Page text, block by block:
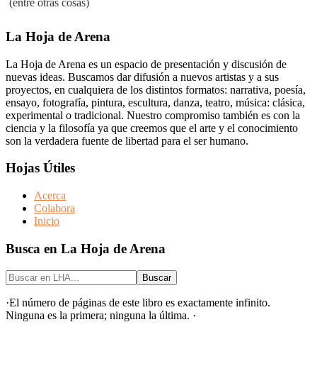
(entre otras cosas)
Footer
La Hoja de Arena
La Hoja de Arena es un espacio de presentación y discusión de
nuevas ideas. Buscamos dar difusión a nuevos artistas y a sus
proyectos, en cualquiera de los distintos formatos: narrativa, poesía,
ensayo, fotografía, pintura, escultura, danza, teatro, música: clásica,
experimental o tradicional. Nuestro compromiso también es con la
ciencia y la filosofía ya que creemos que el arte y el conocimiento
son la verdadera fuente de libertad para el ser humano.
Hojas Útiles
Acerca
Colabora
Inicio
Busca en La Hoja de Arena
Buscar
en
LHA...
·El número de páginas de este libro es exactamente infinito.
Ninguna es la primera; ninguna la última. ·